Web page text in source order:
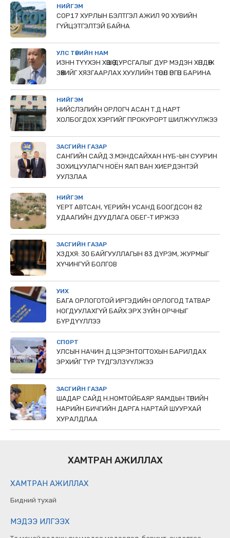
НИЙГЭМ
COP17 ХУРЛЫН БЭЛТГЭЛ АЖИЛ 90 ХУВИЙН
ГҮЙЦЭТГЭЛТЭЙ БАЙНА
УЛС ТӨРИЙН НАМ
ИЗНН ТҮҮХЭН ХӨШӨӨ ДУРСГАЛЫГ ДУР МЭДЭН ХӨНДӨЖ
ЗӨӨХИЙГ ХЯЗГААРЛАХ ХУУЛИЙН ТӨСӨЛ ӨРГӨН БАРИНА
НИЙГЭМ
НИЙСЛЭЛИЙН ОРЛОГЧ АСАН Т.Д НАРТ
ХОЛБОГДОХ ХЭРГИЙГ ПРОКУРОРТ ШИЛЖҮҮЛЖЭЭ
ЗАСГИЙН ГАЗАР
САНГИЙН САЙД З.МЭНДСАЙХАН НҮБ-ЫН СУУРИН
ЗОХИЦУУЛАГЧ НОЁН ЯАП ВАН ХИЕРДЭНТЭЙ
УУЛЗЛАА
НИЙГЭМ
ҮЕРТ АВТСАН, ҮЕРИЙН УСАНД БООГДСОН 82
УДААГИЙН ДУУДЛАГА ОБЕГ-Т ИРЖЭЭ
ЗАСГИЙН ГАЗАР
ХЗДХЯ: 30 БАЙГУУЛЛАГЫН 83 ДҮРЭМ, ЖУРМЫГ
ХҮЧИНГҮЙ БОЛГОВ
УИХ
БАГА ОРЛОГОТОЙ ИРГЭДИЙН ОРЛОГОД ТАТВАР
НОГДУУЛАХГҮЙ БАЙХ ЭРХ ЗҮЙН ОРЧНЫГ
БҮРДҮҮЛЛЭЭ
СПОРТ
УЛСЫН НАЧИН Д.ЦЭРЭНТОГТОХЫН БАРИЛДАХ
ЭРХИЙГ ТҮР ТҮДГЭЛЗҮҮЛЖЭЭ
ЗАСГИЙН ГАЗАР
ШАДАР САЙД Н.НОМТОЙБАЯР ЯАМДЫН ТӨРИЙН
НАРИЙН БИЧГИЙН ДАРГА НАРТАЙ ШУУРХАЙ
ХУРАЛДЛАА
ХАМТРАН АЖИЛЛАХ
ХАМТРАН АЖИЛЛАХ
Бидний тухай
МЭДЭЭ ИЛГЭЭХ